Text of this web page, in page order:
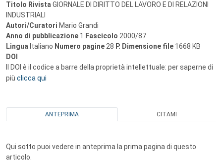
Titolo Rivista GIORNALE DI DIRITTO DEL LAVORO E DI RELAZIONI
INDUSTRIALI
Autori/Curatori Mario Grandi
Anno di pubblicazione 1 Fascicolo 2000/87
Lingua Italiano Numero pagine 28 P. Dimensione file 1668 KB
DOI
Il DOI è il codice a barre della proprietà intellettuale: per saperne di
più clicca qui
ANTEPRIMA CITAMI
Qui sotto puoi vedere in anteprima la prima pagina di questo
articolo.